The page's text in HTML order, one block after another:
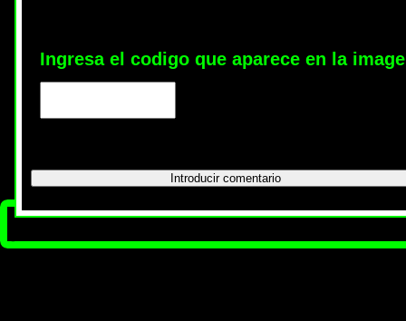
Ingresa el codigo que aparece en la